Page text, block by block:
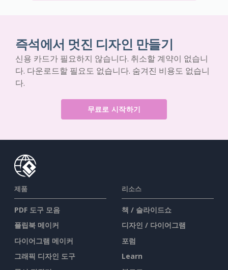
즉석에서 멋진 디자인 만들기
신용 카드가 필요하지 않습니다. 취소할 계약이 없습니
다. 다운로드할 필요도 없습니다. 숨겨진 비용도 없습니
다.
무료로 시작하기
제품
PDF 도구 모음
플립북 메이커
다이어그램 메이커
그래픽 디자인 도구
리소스
책 / 슬라이드쇼
디자인 / 다이어그램
포럼
Learn